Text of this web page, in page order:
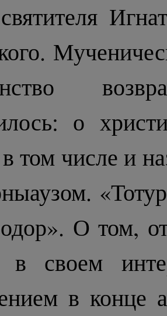
о
в том числе и
О том,
в своем
в конце